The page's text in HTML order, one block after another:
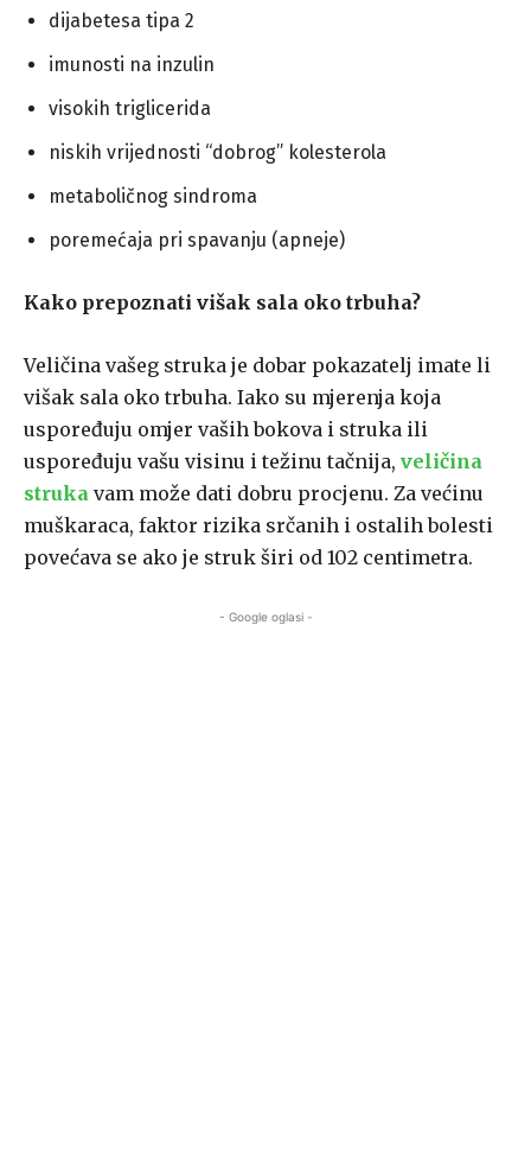
dijabetesa tipa 2
imunosti na inzulin
visokih triglicerida
niskih vrijednosti “dobrog” kolesterola
metaboličnog sindroma
poremećaja pri spavanju (apneje)
Kako prepoznati višak sala oko trbuha?
Veličina vašeg struka je dobar pokazatelj imate li
višak sala oko trbuha. Iako su mjerenja koja
uspoređuju omjer vaših bokova i struka ili
uspoređuju vašu visinu i težinu tačnija, veličina
struka vam može dati dobru procjenu. Za većinu
muškaraca, faktor rizika srčanih i ostalih bolesti
povećava se ako je struk širi od 102 centimetra.
- Google oglasi -